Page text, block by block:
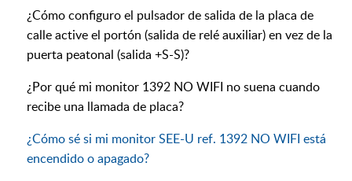
¿Cómo configuro el pulsador de salida de la placa de
calle active el portón (salida de relé auxiliar) en vez de la
puerta peatonal (salida +S-S)?
¿Por qué mi monitor 1392 NO WIFI no suena cuando
recibe una llamada de placa?
¿Cómo sé si mi monitor SEE-U ref. 1392 NO WIFI está
encendido o apagado?